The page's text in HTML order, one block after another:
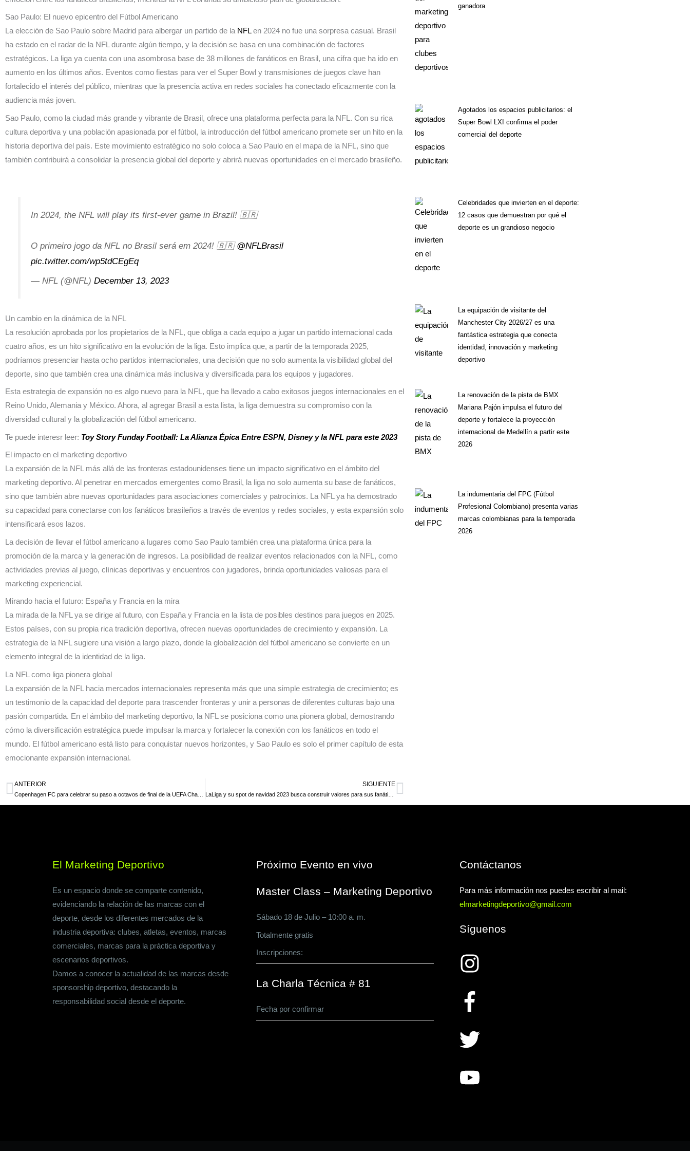
Sao Paulo: El nuevo epicentro del Fútbol Americano
La elección de Sao Paulo sobre Madrid para albergar un partido de la NFLen 2024 no fue una sorpresa casual. Brasil
ha estado en el radar de la NFL durante algún tiempo, y la decisión se basa en una combinación de factores
estratégicos. La liga ya cuenta con una asombrosa base de 38 millones de fanáticos en Brasil, una cifra que ha ido en
aumento en los últimos años. Eventos como fiestas para ver el Super Bowl y transmisiones de juegos clave han
fortalecido el interés del público, mientras que la presencia activa en redes sociales ha conectado eficazmente con la
audiencia más joven.
Sao Paulo, como la ciudad más grande y vibrante de Brasil, ofrece una plataforma perfecta para la NFL. Con su rica
cultura deportiva y una población apasionada por el fútbol, la introducción del fútbol americano promete ser un hito en la
historia deportiva del país. Este movimiento estratégico no solo coloca a Sao Paulo en el mapa de la NFL, sino que
también contribuirá a consolidar la presencia global del deporte y abrirá nuevas oportunidades en el mercado brasileño.
In 2024, the NFL will play its first-ever game in Brazil! 🇧🇷
O primeiro jogo da NFL no Brasil será em 2024! 🇧🇷@NFLBrasil
pic.twitter.com/wp5tdCEgEq
— NFL (@NFL) December 13, 2023
Un cambio en la dinámica de la NFL
La resolución aprobada por los propietarios de la NFL, que obliga a cada equipo a jugar un partido internacional cada
cuatro años, es un hito significativo en la evolución de la liga. Esto implica que, a partir de la temporada 2025,
podríamos presenciar hasta ocho partidos internacionales, una decisión que no solo aumenta la visibilidad global del
deporte, sino que también crea una dinámica más inclusiva y diversificada para los equipos y jugadores.
Esta estrategia de expansión no es algo nuevo para la NFL, que ha llevado a cabo exitosos juegos internacionales en el
Reino Unido, Alemania y México. Ahora, al agregar Brasil a esta lista, la liga demuestra su compromiso con la
diversidad cultural y la globalización del fútbol americano.
Te puede interesr leer: Toy Story Funday Football: La Alianza Épica Entre ESPN, Disney y la NFL para este 2023
El impacto en el marketing deportivo
La expansión de la NFL más allá de las fronteras estadounidenses tiene un impacto significativo en el ámbito del
marketing deportivo. Al penetrar en mercados emergentes como Brasil, la liga no solo aumenta su base de fanáticos,
sino que también abre nuevas oportunidades para asociaciones comerciales y patrocinios. La NFL ya ha demostrado
su capacidad para conectarse con los fanáticos brasileños a través de eventos y redes sociales, y esta expansión solo
intensificará esos lazos.
La decisión de llevar el fútbol americano a lugares como Sao Paulo también crea una plataforma única para la
promoción de la marca y la generación de ingresos. La posibilidad de realizar eventos relacionados con la NFL, como
actividades previas al juego, clínicas deportivas y encuentros con jugadores, brinda oportunidades valiosas para el
marketing experiencial.
Mirando hacia el futuro: España y Francia en la mira
La mirada de la NFL ya se dirige al futuro, con España y Francia en la lista de posibles destinos para juegos en 2025.
Estos países, con su propia rica tradición deportiva, ofrecen nuevas oportunidades de crecimiento y expansión. La
estrategia de la NFL sugiere una visión a largo plazo, donde la globalización del fútbol americano se convierte en un
elemento integral de la identidad de la liga.
La NFL como liga pionera global
La expansión de la NFL hacia mercados internacionales representa más que una simple estrategia de crecimiento; es
un testimonio de la capacidad del deporte para trascender fronteras y unir a personas de diferentes culturas bajo una
pasión compartida. En el ámbito del marketing deportivo, la NFL se posiciona como una pionera global, demostrando
cómo la diversificación estratégica puede impulsar la marca y fortalecer la conexión con los fanáticos en todo el
mundo. El fútbol americano está listo para conquistar nuevos horizontes, y Sao Paulo es solo el primer capítulo de esta
emocionante expansión internacional.
Ant
ANTERIOR SIGUIENTE
LaLiga y su spot de navidad 2023 busca construir valores para sus fanáticos Siguiente
ganadora
Agotados los espacios publicitarios: el
Super Bowl LXI confirma el poder
comercial del deporte
Celebridades que invierten en el deporte:
12 casos que demuestran por qué el
deporte es un grandioso negocio
La equipación de visitante del
Manchester City 2026/27 es una
fantástica estrategia que conecta
identidad, innovación y marketing
deportivo
La renovación de la pista de BMX
Mariana Pajón impulsa el futuro del
deporte y fortalece la proyección
internacional de Medellín a partir este
2026
La indumentaria del FPC (Fútbol
Profesional Colombiano) presenta varias
marcas colombianas para la temporada
2026
El Marketing Deportivo
Es un espacio donde se comparte contenido,
evidenciando la relación de las marcas con el
deporte, desde los diferentes mercados de la
industria deportiva: clubes, atletas, eventos, marcas
comerciales, marcas para la práctica deportiva y
escenarios deportivos.
Damos a conocer la actualidad de las marcas desde
sponsorship deportivo, destacando la
responsabilidad social desde el deporte.
Próximo Evento en vivo
Master Class – Marketing Deportivo
Sábado 18 de Julio – 10:00 a. m.
Totalmente gratis
Inscripciones:
La Charla Técnica # 81
Fecha por confirmar
Contáctanos
Para más información nos puedes escribir al mail:
elmarketingdeportivo@gmail.com
Síguenos